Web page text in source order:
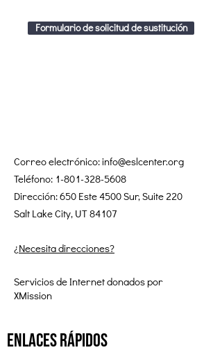
Formulario de solicitud de sustitución
Correo electrónico:info@eslcenter.org
Teléfono: 1-801-328-5608
Dirección: 650 Este 4500 Sur, Suite 220
Salt Lake City, UT 84107
¿Necesita direcciones?
Servicios de Internet donados por
XMission
enlaces rápidos